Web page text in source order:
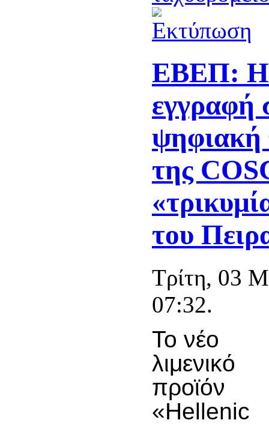
ΕΒΕΠ: Η
εγγραφή
ψηφιακή
της
του
Τρίτη, 03
07:32.
Το νέο
λιμενικό
προϊόν
«Hellenic